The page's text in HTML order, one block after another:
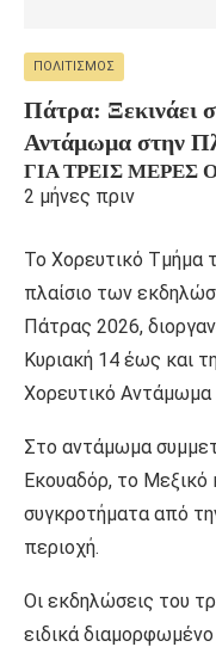
ΠΟΛΙΤΙΣΜΌΣ
Πάτρα: Ξεκινάει
Αντάμωμα στην
ΓΙΑ ΤΡΕΙΣ ΜΈΡΕΣ
2 μήνες πριν
Το Χορευτικό Τμήμα
πλαίσιο των
Πάτρας 2026,
Κυριακή 14 έως και
Χορευτικό
Στο αντάμωμα
Εκουαδόρ, το Μεξικό
συγκροτήματα από
περιοχή.
Οι εκδηλώσεις του
ειδικά